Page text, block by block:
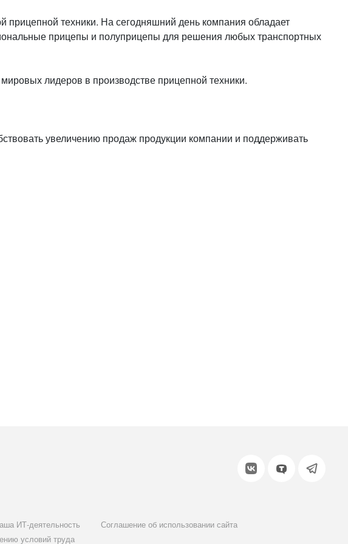
прицепной техники. На сегодняшний день компания обладает
прицепы и полуприцепы для решения любых транспортных
лидеров в производстве прицепной техники.
увеличению продаж продукции компании и поддерживать
ИТ-деятельность
Соглашение об использовании сайта
условий труда